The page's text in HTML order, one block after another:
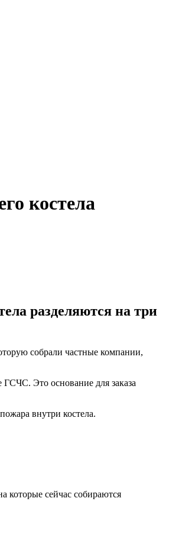
костела
разделяются на три
собрали частные компании,
Это основание для заказа
внутри костела.
которые сейчас собираются